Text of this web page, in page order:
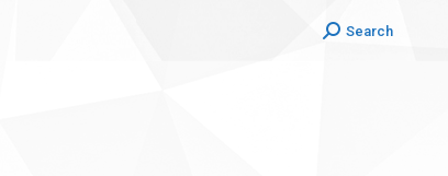
Search:
Search